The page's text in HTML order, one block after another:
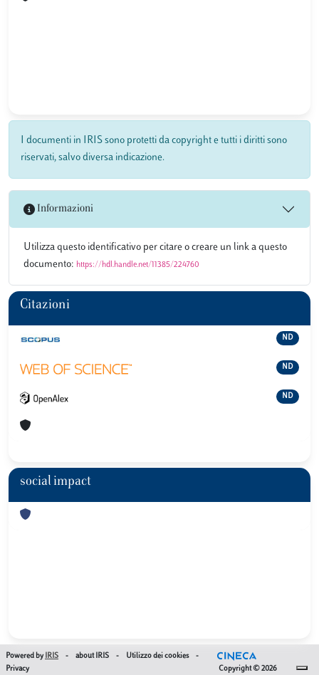
I documenti in IRIS sono protetti da copyright e tutti i diritti sono
riservati, salvo diversa indicazione.
Informazioni
Utilizza questo identificativo per citare o creare un link a questo
documento: https://hdl.handle.net/11385/224760
Citazioni
ND
ND
ND
social impact
Powered by IRIS - about IRIS - Utilizzo dei cookies
-
Privacy
Copyright © 2026